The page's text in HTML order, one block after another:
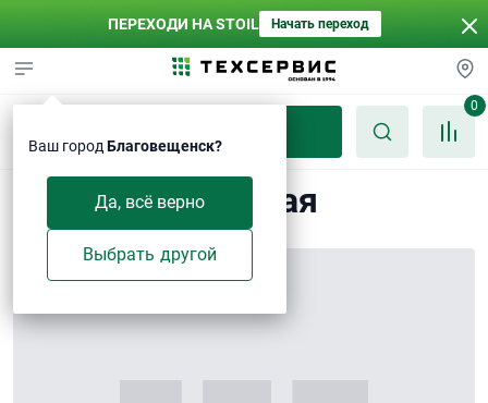
ПЕРЕХОДИ НА STOIL Начать переход
Ваш город Благовещенск?
Да, всё верно
Выбрать другой
0
Пробка резьбовая